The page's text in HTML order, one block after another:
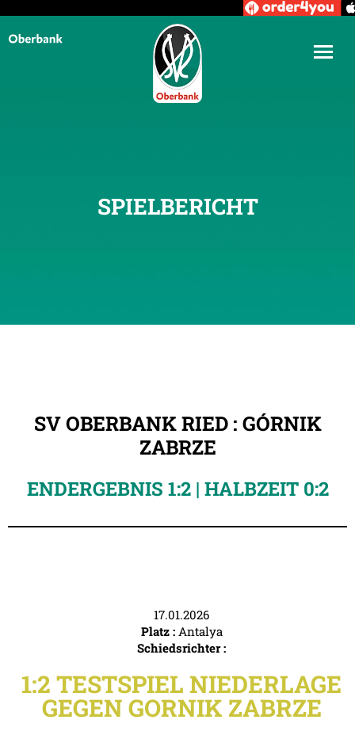
SPIELBERICHT
SV OBERBANK RIED : GÓRNIK
ZABRZE
ENDERGEBNIS 1:2 | HALBZEIT 0:2
17.01.2026
Platz : Antalya
Schiedsrichter :
1:2 TESTSPIEL NIEDERLAGE
GEGEN GORNIK ZABRZE